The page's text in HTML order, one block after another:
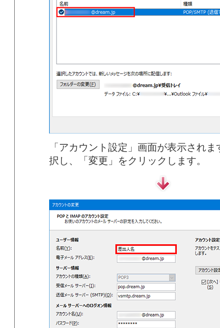
「アカウント設定」画面が表示され
択し、「変更」をクリックします。